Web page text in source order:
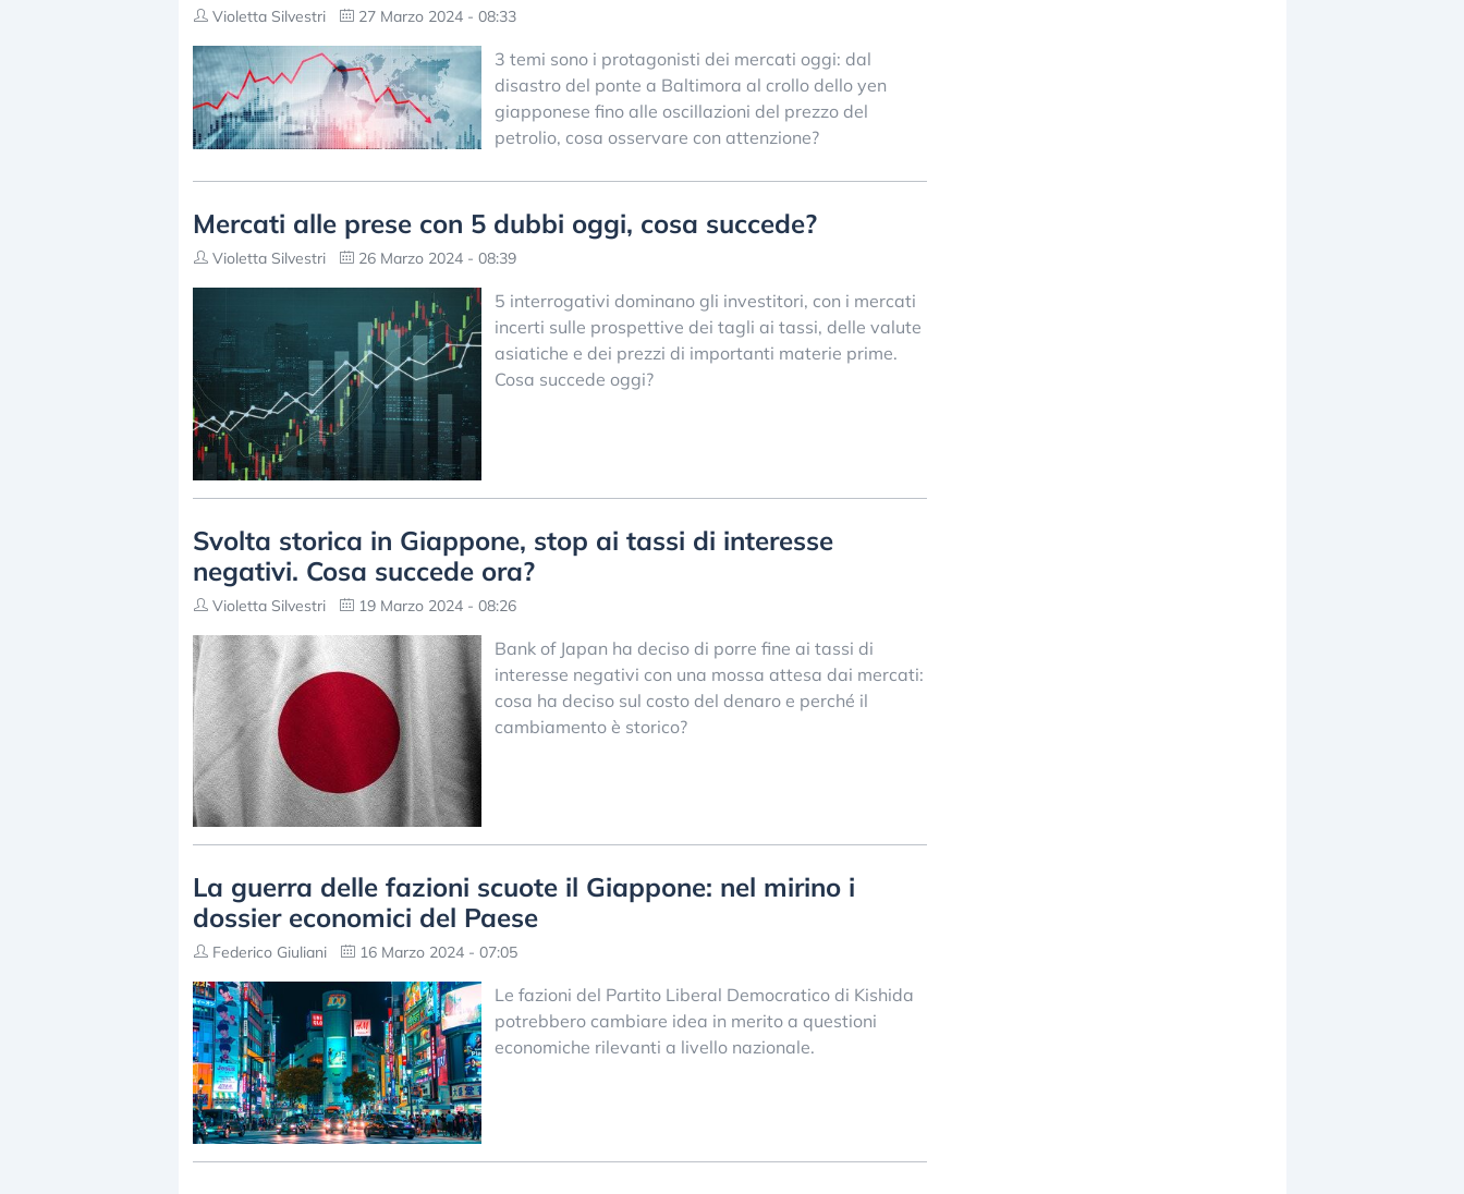
Violetta Silvestri 27 Marzo 2024 - 08:33
3 temi sono i protagonisti dei mercati oggi: dal
disastro del ponte a Baltimora al crollo dello yen
giapponese fino alle oscillazioni del prezzo del
petrolio, cosa osservare con attenzione?
Mercati alle prese con 5 dubbi oggi, cosa succede?
Violetta Silvestri 26 Marzo 2024 - 08:39
5 interrogativi dominano gli investitori, con i mercati
incerti sulle prospettive dei tagli ai tassi, delle valute
asiatiche e dei prezzi di importanti materie prime.
Cosa succede oggi?
Svolta storica in Giappone, stop ai tassi di interesse
negativi. Cosa succede ora?
Violetta Silvestri 19 Marzo 2024 - 08:26
Bank of Japan ha deciso di porre fine ai tassi di
interesse negativi con una mossa attesa dai mercati:
cosa ha deciso sul costo del denaro e perché il
cambiamento è storico?
La guerra delle fazioni scuote il Giappone: nel mirino i
dossier economici del Paese
Federico Giuliani 16 Marzo 2024 - 07:05
Le fazioni del Partito Liberal Democratico di Kishida
potrebbero cambiare idea in merito a questioni
economiche rilevanti a livello nazionale.